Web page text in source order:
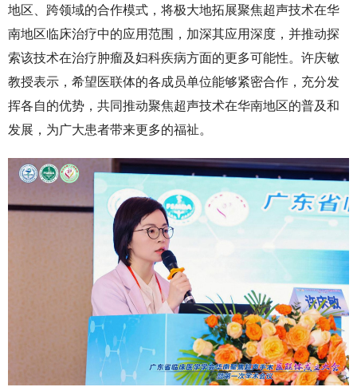
地区、跨领域的合作模式，将极大地拓展聚焦超声技术在华
南地区临床治疗中的应用范围，加深其应用深度，并推动探
索该技术在治疗肿瘤及妇科疾病方面的更多可能性。许庆敏
教授表示，希望医联体的各成员单位能够紧密合作，充分发
挥各自的优势，共同推动聚焦超声技术在华南地区的普及和
发展，为广大患者带来更多的福祉。